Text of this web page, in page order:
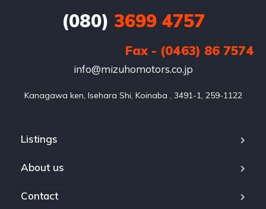
(080) 3699 4757
Fax - (0463) 86 7574
info@mizuhomotors.co.jp
Kanagawa ken, Isehara Shi, Koinaba , 3491-1, 259-1122
Listings
About us
Contact